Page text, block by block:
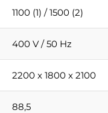
1100 (1) / 1500 (2)
400 V / 50 Hz
2200 x 1800 x 2100
88,5